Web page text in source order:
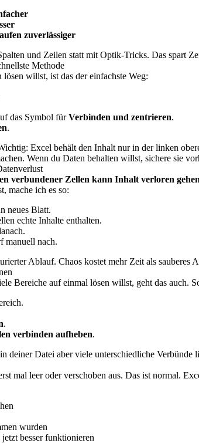
zuverlässiger
und Zeilen statt mit Optik-Tricks. Das spart
Methode
willst, ist das der einfachste Weg:
das Symbol fürVerbinden und zentrieren.
.
Excel behält den Inhalt nur in der linken
Wenn du Daten behalten willst, sichere sie
verbundener Zellen kann Inhalt verloren gehen
mache ich es so:
neues Blatt.
echte Inhalte enthalten.
manuell nach.
Ablauf. Chaos kostet mehr Zeit als sauberes
Bereiche auf einmal lösen willst, geht das auch.
.
verbinden aufheben.
deiner Datei aber viele unterschiedliche
mal leer oder verschoben aus. Das ist normal.
wurden
besser funktionieren